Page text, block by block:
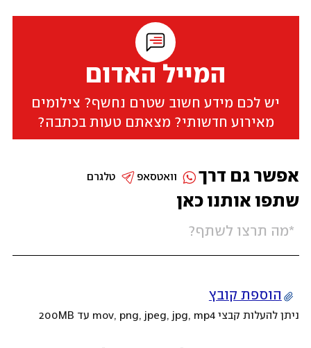
המייל האדום
יש לכם מידע חשוב שטרם נחשף? צילומים
מאירוע חדשותי? מצאתם טעות בכתבה?
שתפו אותנו כאן
הוספת קובץ
ניתן להעלות קבצי mov, png, jpeg, jpg, mp4 עד 200MB
אפשר גם דרך טלגרם וואטסאפ